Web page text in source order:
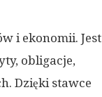
i ekonomii. Jest
obligacje,
Dzięki stawce